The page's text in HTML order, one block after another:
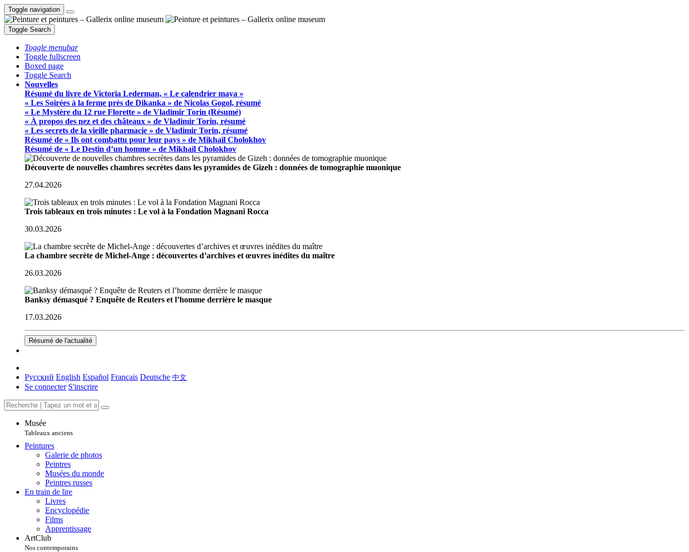
Toggle navigation
Toggle Search
Toggle menubar
Toggle fullscreen
Boxed page
Toggle Search
Nouvelles
Résumé du livre de Victoria Lederman, « Le calendrier maya »
« Les Soirées à la ferme près de Dikanka » de Nicolas Gogol, résumé
« Le Mystère du 12 rue Florette » de Vladimir Torin (Résumé)
« À propos des nez et des châteaux » de Vladimir Torin, résumé
« Les secrets de la vieille pharmacie » de Vladimir Torin, résumé
Résumé de « Ils ont combattu pour leur pays » de Mikhaïl Cholokhov
Résumé de « Le Destin d’un homme » de Mikhaïl Cholokhov
Découverte de nouvelles chambres secrètes dans les pyramides de Gizeh : données de tomographie muonique
27.04.2026
Trois tableaux en trois minutes : Le vol à la Fondation Magnani Rocca
30.03.2026
La chambre secrète de Michel-Ange : découvertes d’archives et œuvres inédites du maître
26.03.2026
Banksy démasqué ? Enquête de Reuters et l’homme derrière le masque
17.03.2026
Résumé de l'actualité
Русский English Español Français Deutsche 中文
Se connecter S'inscrire
Musée
Tableaux anciens
Peintures
Galerie de photos
Peintres
Musées du monde
Peintres russes
En train de lire
Livres
Encyclopédie
Films
Apprentissage
ArtClub
Nos contemporains